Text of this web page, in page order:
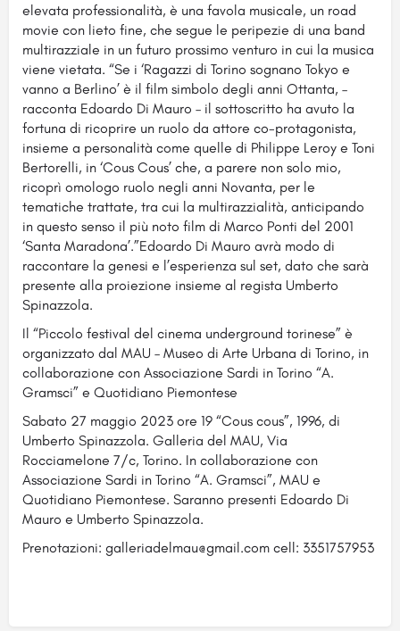
elevata professionalità, è una favola musicale, un road
movie con lieto fine, che segue le peripezie di una band
multirazziale in un futuro prossimo venturo in cui la musica
viene vietata. “Se i ‘Ragazzi di Torino sognano Tokyo e
vanno a Berlino’ è il film simbolo degli anni Ottanta, –
racconta Edoardo Di Mauro – il sottoscritto ha avuto la
fortuna di ricoprire un ruolo da attore co-protagonista,
insieme a personalità come quelle di Philippe Leroy e Toni
Bertorelli, in ‘Cous Cous’ che, a parere non solo mio,
ricoprì omologo ruolo negli anni Novanta, per le
tematiche trattate, tra cui la multirazzialità, anticipando
in questo senso il più noto film di Marco Ponti del 2001
‘Santa Maradona’.”Edoardo Di Mauro avrà modo di
raccontare la genesi e l’esperienza sul set, dato che sarà
presente alla proiezione insieme al regista Umberto
Spinazzola.
Il “Piccolo festival del cinema underground torinese” è
organizzato dal MAU – Museo di Arte Urbana di Torino, in
collaborazione con Associazione Sardi in Torino “A.
Gramsci” e Quotidiano Piemontese
Sabato 27 maggio 2023 ore 19 “Cous cous”, 1996, di
Umberto Spinazzola. Galleria del MAU, Via
Rocciamelone 7/c, Torino. In collaborazione con
Associazione Sardi in Torino “A. Gramsci”, MAU e
Quotidiano Piemontese. Saranno presenti Edoardo Di
Mauro e Umberto Spinazzola.
Prenotazioni: galleriadelmau@gmail.com cell: 3351757953